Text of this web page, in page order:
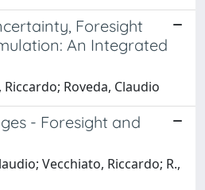
Foresight
An Integrated
Roveda, Claudio
- Foresight and
Vecchiato, Riccardo; R.,